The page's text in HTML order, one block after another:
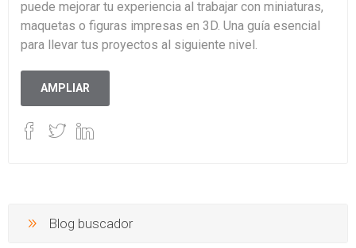
puede mejorar tu experiencia al trabajar con miniaturas,
maquetas o figuras impresas en 3D. Una guía esencial
para llevar tus proyectos al siguiente nivel.
AMPLIAR
Blog buscador